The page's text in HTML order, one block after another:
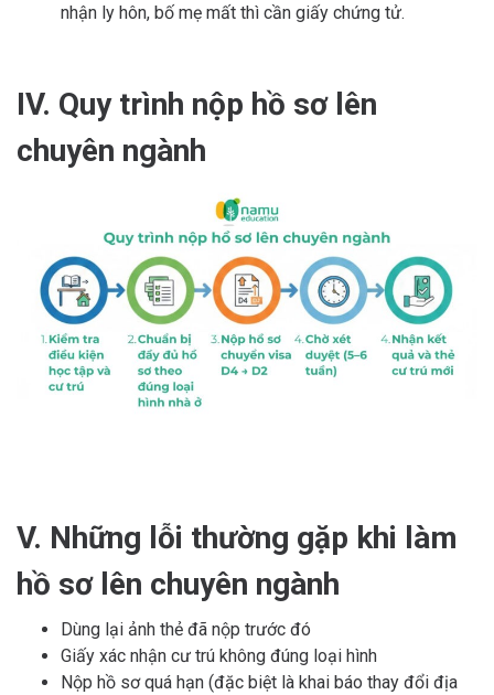
nhận ly hôn, bố mẹ mất thì cần giấy chứng tử.
IV. Quy trình nộp hồ sơ lên
chuyên ngành
V. Những lỗi thường gặp khi làm
hồ sơ lên chuyên ngành
Dùng lại ảnh thẻ đã nộp trước đó
Giấy xác nhận cư trú không đúng loại hình
Nộp hồ sơ quá hạn (đặc biệt là khai báo thay đổi địa